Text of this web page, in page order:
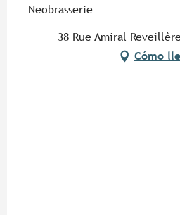
Neobrasserie
38 Rue Amiral
Cómo